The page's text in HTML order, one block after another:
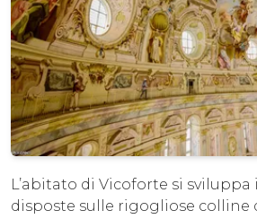
L’abitato di Vicoforte si sviluppa
disposte sulle rigogliose colline